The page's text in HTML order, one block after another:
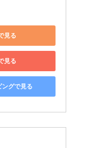
見る
見る
グで見る